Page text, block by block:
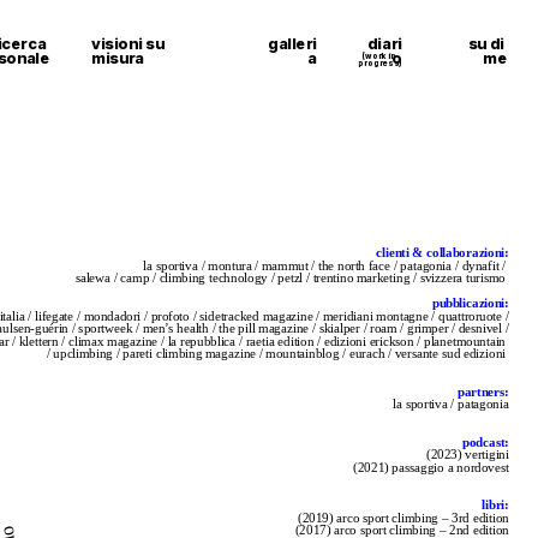
(work in
progress)
visioni su
misura
galleri
a
diari
o
su di
me
clienti & collaborazioni:
la sportiva / montura / mammut / the north face / patagonia / dynafit /
salewa / camp / climbing technology / petzl / trentino marketing / svizzera turismo
pubblicazioni:
/ lifegate / mondadori / profoto / sidetracked magazine / meridiani montagne / quattroruote /
guérin / sportweek / men’s health / the pill magazine / skialper / roam / grimper / desnivel /
/ klettern / climax magazine / la repubblica / raetia edition / edizioni erickson / planetmountain
/ upclimbing / pareti climbing magazine / mountainblog / eurach / versante sud edizioni
partners:
la sportiva / patagonia
podcast:
(2023) vertigini
(2021) passaggio a nordovest
libri:
(2019) arco sport climbing – 3rd edition
(2017) arco sport climbing – 2nd edition